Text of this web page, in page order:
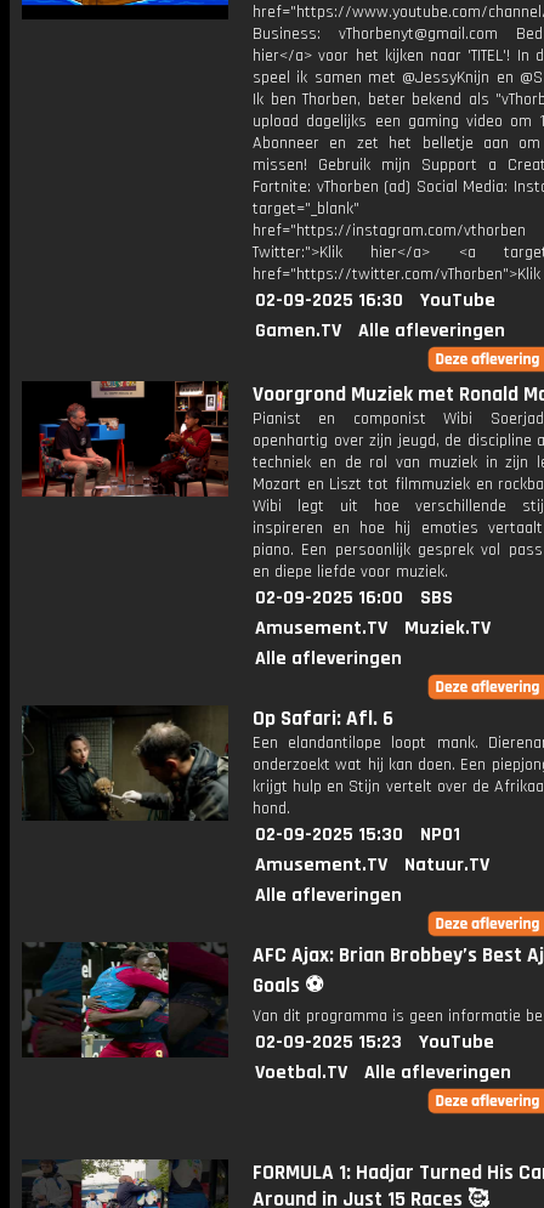
href="https://www.youtube.com/channel/
Business: vThorbenyt@gmail.com
hier</a> voor het kijken naar 'TITEL'! In
speel ik samen met @JessyKnijn en
Ik ben Thorben, beter bekend als
upload dagelijks een gaming video om
Abonneer en zet het belletje aan
missen! Gebruik mijn Support a
Fortnite: vThorben (ad) Social Media:
target="_blank"
href="https://instagram.com/vthorben
Twitter:">Klik hier</a> <a
href="https://twitter.com/
02-09-2025 16:30
YouTube
Gamen.TV
Alle afleveringen
Voorgrond Muziek met Ronald
Pianist en componist Wibi
openhartig over zijn jeugd, de discipline
techniek en de rol van muziek in zijn
Mozart en Liszt tot filmmuziek en
Wibi legt uit hoe verschillende
inspireren en hoe hij emoties
piano. Een persoonlijk gesprek vol
en diepe liefde voor muziek.
02-09-2025 16:00
SBS
Amusement.TV
Muziek.TV
Alle afleveringen
Op Safari: Afl. 6
Een elandantilope loopt mank.
onderzoekt wat hij kan doen. Een
krijgt hulp en Stijn vertelt over de
hond.
02-09-2025 15:30
NPO1
Amusement.TV
Natuur.TV
Alle afleveringen
AFC Ajax: Brian Brobbey’s Best
Goals ⚽️
Van dit programma is geen informatie
02-09-2025 15:23
YouTube
Voetbal.TV
Alle afleveringen
FORMULA 1: Hadjar Turned His
Around in Just 15 Races 🥰